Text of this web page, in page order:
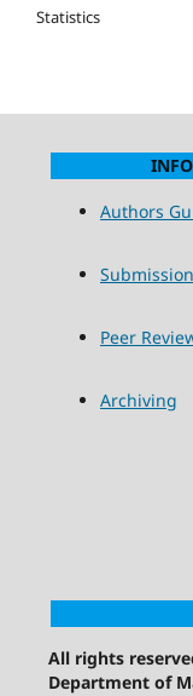
Statistics
Authors
Peer
Archiving
All rights
Department of